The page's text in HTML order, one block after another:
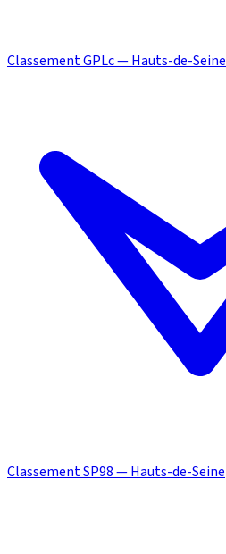
Classement GPLc — Hauts-de-Seine
Classement SP98 — Hauts-de-Seine